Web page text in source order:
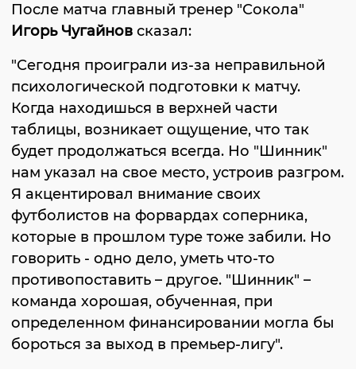
После матча главный тренер "Сокола"
Игорь Чугайнов сказал:
"Сегодня проиграли из-за неправильной
психологической подготовки к матчу.
Когда находишься в верхней части
таблицы, возникает ощущение, что так
будет продолжаться всегда. Но "Шинник"
нам указал на свое место, устроив разгром.
Я акцентировал внимание своих
футболистов на форвардах соперника,
которые в прошлом туре тоже забили. Но
говорить - одно дело, уметь что-то
противопоставить – другое. "Шинник" –
команда хорошая, обученная, при
определенном финансировании могла бы
бороться за выход в премьер-лигу".